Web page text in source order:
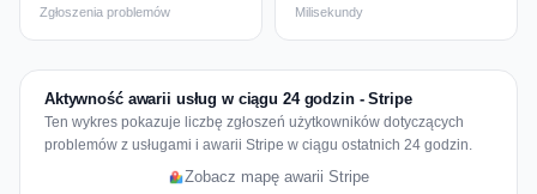
Zgłoszenia problemów Milisekundy
Aktywność awarii usług w ciągu 24 godzin - Stripe
Ten wykres pokazuje liczbę zgłoszeń użytkowników dotyczących
problemów z usługami i awarii Stripe w ciągu ostatnich 24 godzin.
Zobacz mapę awarii Stripe